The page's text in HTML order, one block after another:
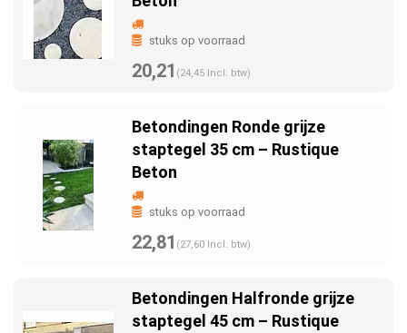
stuks op voorraad
20,21 (24,45 Incl. btw)
Betondingen Ronde grijze
staptegel 35 cm – Rustique
Beton
stuks op voorraad
22,81 (27,60 Incl. btw)
Betondingen Halfronde grijze
staptegel 45 cm – Rustique